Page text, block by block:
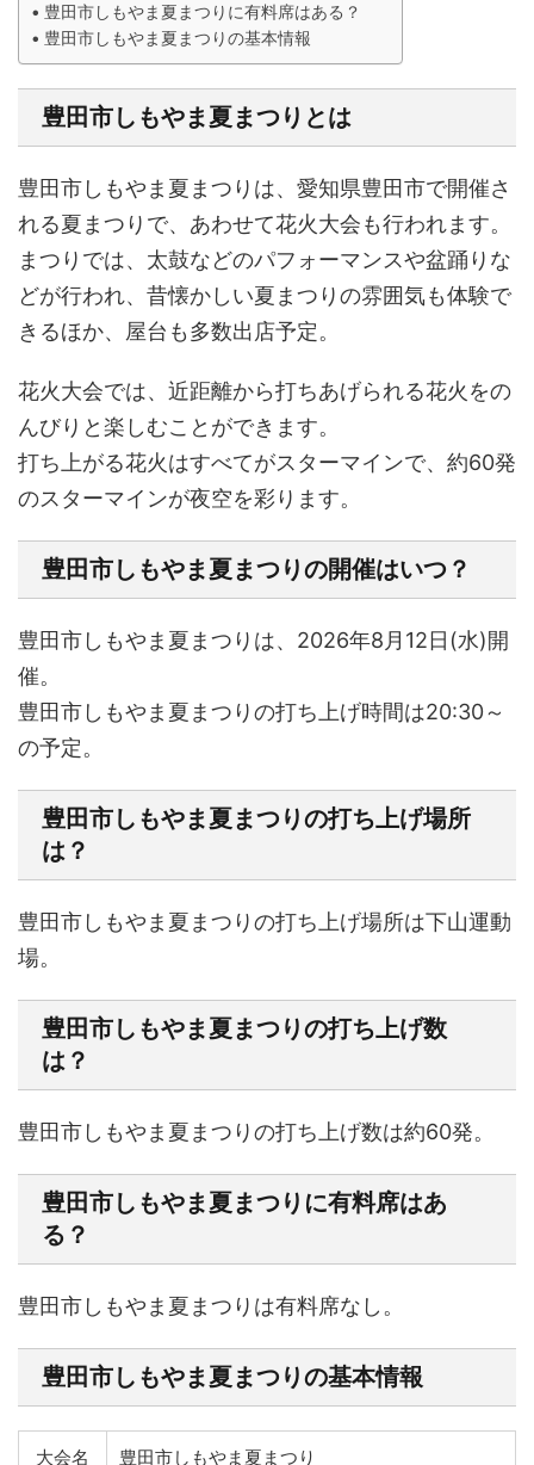
豊田市しもやま夏まつりに有料席はある？
豊田市しもやま夏まつりの基本情報
豊田市しもやま夏まつりとは
豊田市しもやま夏まつりは、愛知県豊田市で開催さ
れる夏まつりで、あわせて花火大会も行われます。
まつりでは、太鼓などのパフォーマンスや盆踊りな
どが行われ、昔懐かしい夏まつりの雰囲気も体験で
きるほか、屋台も多数出店予定。
花火大会では、近距離から打ちあげられる花火をの
んびりと楽しむことができます。
打ち上がる花火はすべてがスターマインで、約60発
のスターマインが夜空を彩ります。
豊田市しもやま夏まつりの開催はいつ？
豊田市しもやま夏まつりは、 2026年8月12日(水)開
催。
豊田市しもやま夏まつりの打ち上げ時間は20:30～
の予定。
豊田市しもやま夏まつりの打ち上げ場所
は？
豊田市しもやま夏まつりの打ち上げ場所は下山運動
場。
豊田市しもやま夏まつりの打ち上げ数
は？
豊田市しもやま夏まつりの打ち上げ数は約60発。
豊田市しもやま夏まつりに有料席はあ
る？
豊田市しもやま夏まつりは有料席なし。
豊田市しもやま夏まつりの基本情報
大会名 豊田市しもやま夏まつり